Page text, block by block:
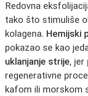
Redovna
tako što stimuliše
kolagena. Hemijski
pokazao se kao
uklanjanje strije, jer
regenerativne
kafom ili morskom